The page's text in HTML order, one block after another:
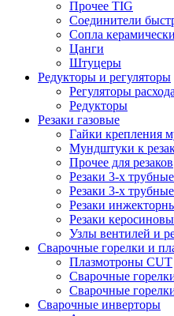
Прочее TIG
Соединители
Сопла
Цанги
Штуцеры
Редукторы и регуляторы
Регуляторы
Редукторы
Резаки газовые
Гайки крепления
Мундштуки к
Прочее для резаков
Резаки 3-х
Резаки 3-х
Резаки
Резаки
Узлы вентилей и
Сварочные горелки и
Плазмотроны CUT
Сварочные
Сварочные
Сварочные инверторы